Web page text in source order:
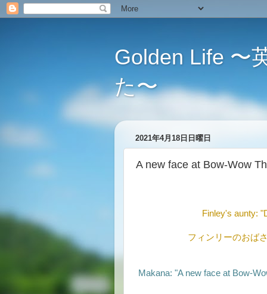
Golden Life 〜
た〜
2021年4月18日日曜日
A new face at Bow-Wow
Finley's aunty:
フィンリーのおば
Makana: "A new face at Bow-